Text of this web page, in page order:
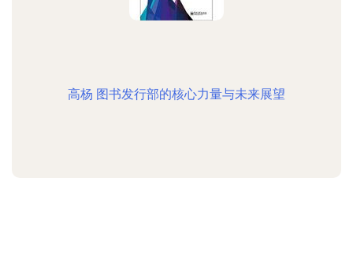
高杨 图书发行部的核心力量与未来展望